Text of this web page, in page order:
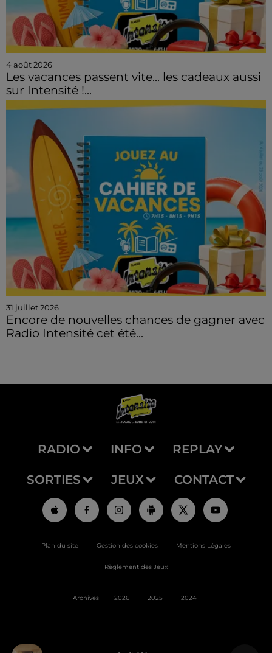
4 août 2026
Les vacances passent vite... les cadeaux aussi
sur Intensité !...
31 juillet 2026
Encore de nouvelles chances de gagner avec
Radio Intensité cet été...
RADIO INFO REPLAY
SORTIES JEUX CONTACT
Plan du site Gestion des cookies Mentions Légales
Règlement des Jeux
Archives 2026 2025 2024